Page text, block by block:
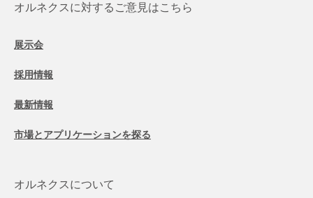
オルネクスに対するご意見はこちら
展示会
採用情報
最新情報
市場とアプリケーションを探る
オルネクスについて